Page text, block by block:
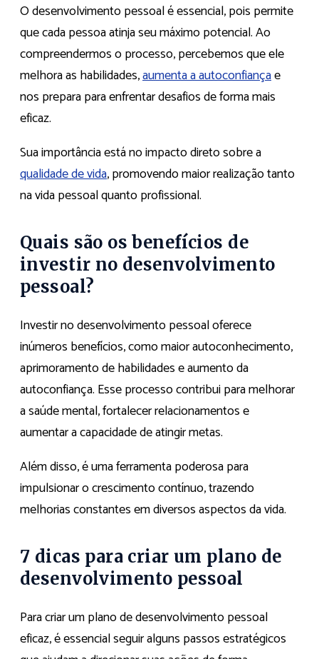
O desenvolvimento pessoal é essencial, pois permite
que cada pessoa atinja seu máximo potencial. Ao
compreendermos o processo, percebemos que ele
melhora as habilidades,aumenta a autoconfiançae
nos prepara para enfrentar desafios de forma mais
eficaz.
Sua importância está no impacto direto sobre a
qualidade de vida, promovendo maior realização tanto
na vida pessoal quanto profissional.
Quais são os benefícios de
investir no desenvolvimento
pessoal?
Investir no desenvolvimento pessoal oferece
inúmeros benefícios, como maior autoconhecimento,
aprimoramento de habilidades e aumento da
autoconfiança. Esse processo contribui para melhorar
a saúde mental, fortalecer relacionamentos e
aumentar a capacidade de atingir metas.
Além disso, é uma ferramenta poderosa para
impulsionar o crescimento contínuo, trazendo
melhorias constantes em diversos aspectos da vida.
7 dicas para criar um plano de
desenvolvimento pessoal
Para criar um plano de desenvolvimento pessoal
eficaz, é essencial seguir alguns passos estratégicos